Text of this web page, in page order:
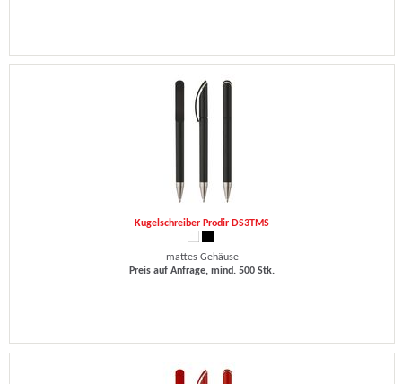
Kugelschreiber Prodir DS3TMS
mattes Gehäuse
Preis auf Anfrage, mind. 500 Stk.